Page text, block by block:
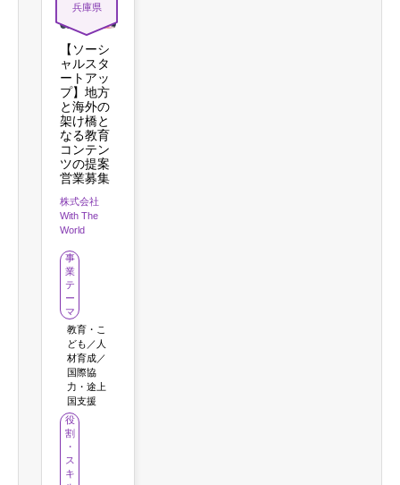
兵庫県
【ソーシ
ャルスタ
ートアッ
プ】地方
と海外の
架け橋と
なる教育
コンテン
ツの提案
営業募集
株式会社
With The
World
事
業
テ
ー
マ
教育・こ
ども／人
材育成／
国際協
力・途上
国支援
役
割
・
ス
キ